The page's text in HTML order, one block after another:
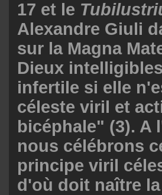
17 et le
Alexandre Giuli
sur la Magna
Dieux
infertile si elle
céleste viril et
bicéphale" (3). A
nous célébrons
principe viril
d'où doit naître